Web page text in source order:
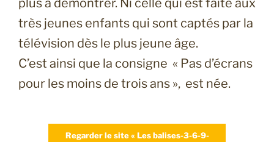
plus à démontrer. Ni celle qui est faite aux
très jeunes enfants qui sont captés par la
télévision dès le plus jeune âge.
C’est ainsi que la consigne « Pas d’écrans
pour les moins de trois ans », est née.
Regarder le site « Les balises-3-6-9-